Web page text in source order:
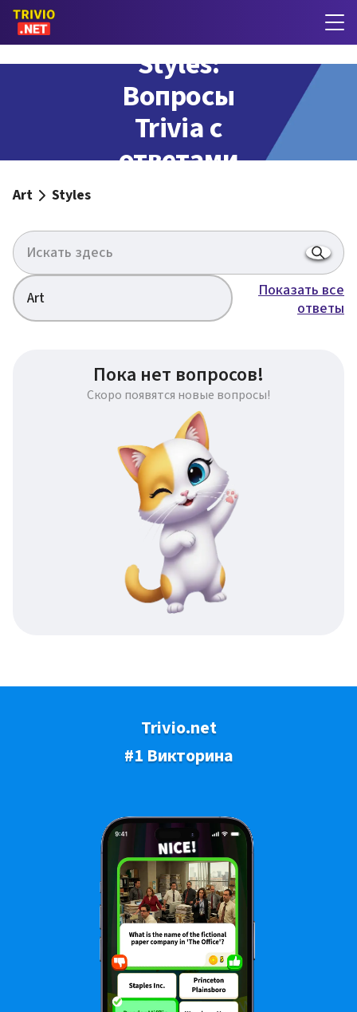
Styles:
Вопросы
Trivia с
ответами
Art Styles
Art
Показать все
ответы
Пока нет вопросов!
Скоро появятся новые вопросы!
Trivio.net
#1 Викторина